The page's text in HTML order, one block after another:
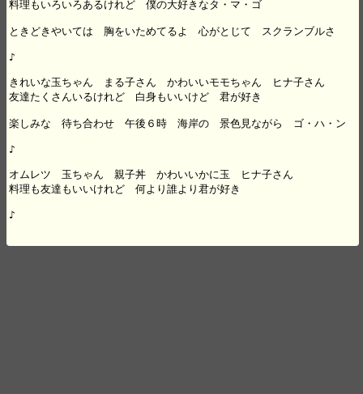
料理もいろいろあるけれど　僕の大好きなタ・マ・ゴ
ときどきやいては　胸をいためてるよ　心がとじて　スクランブルさ
♪
きれいな玉ちゃん　まる子さん　かわいいモモちゃん　ヒナ子さん
友達たくさんいるけれど　白身もいいけど　君が好き
楽しみな　待ち合わせ　午後６時　海岸の　景色見ながら　ゴ・ハ・ン
♪
オムレツ　玉ちゃん　親子丼　かわいいかに玉　ヒナ子さん
料理も友達もいいけれど　何より誰より君が好き
♪